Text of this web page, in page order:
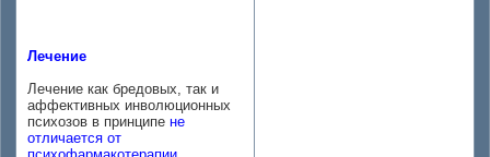
Лечение
Лечение как бредовых, так и
аффективных инволюционных
психозов в принципе не
отличается от